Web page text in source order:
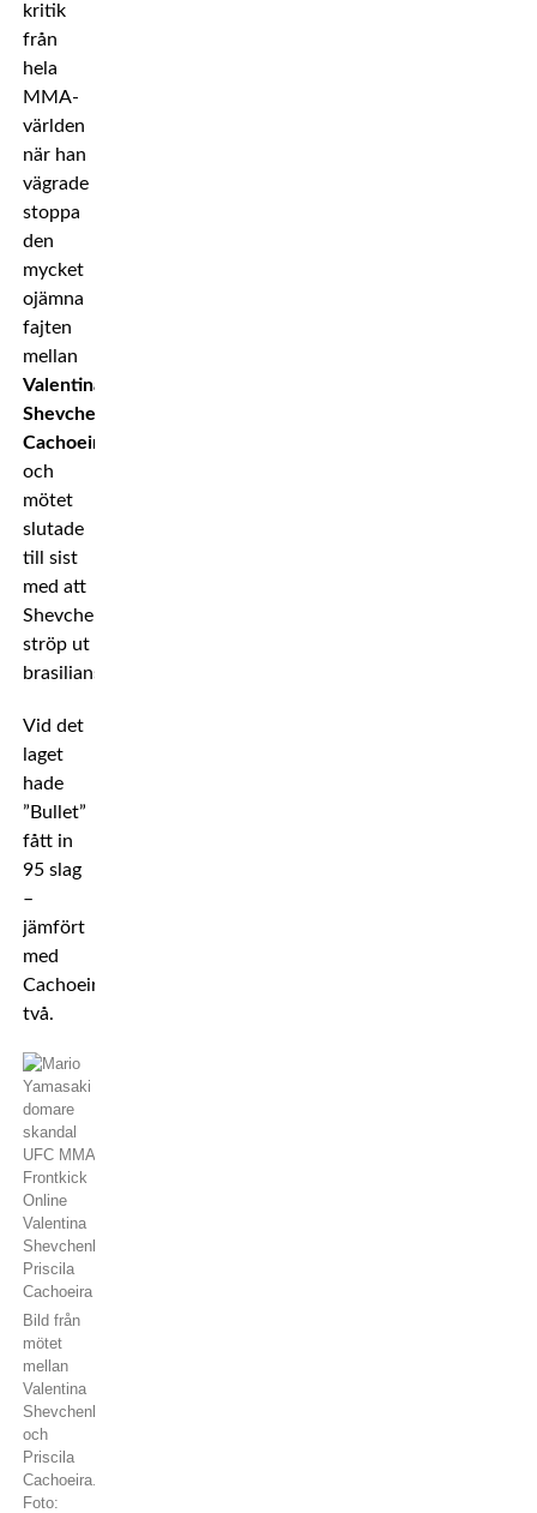
kritik
från
hela
MMA-
världen
när han
vägrade
stoppa
den
mycket
ojämna
fajten
mellan
Valentina
Shevchenko
Cachoeira,
och
mötet
slutade
till sist
med att
Shevchenko
ströp ut
brasilianskan.
Vid det
laget
hade
”Bullet”
fått in
95 slag
–
jämfört
med
Cachoeiras
två.
Bild från
mötet
mellan
Valentina
Shevchenko
och
Priscila
Cachoeira.
Foto: